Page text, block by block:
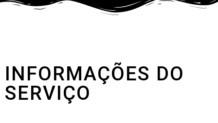
INFORMAÇÕES DO
SERVIÇO